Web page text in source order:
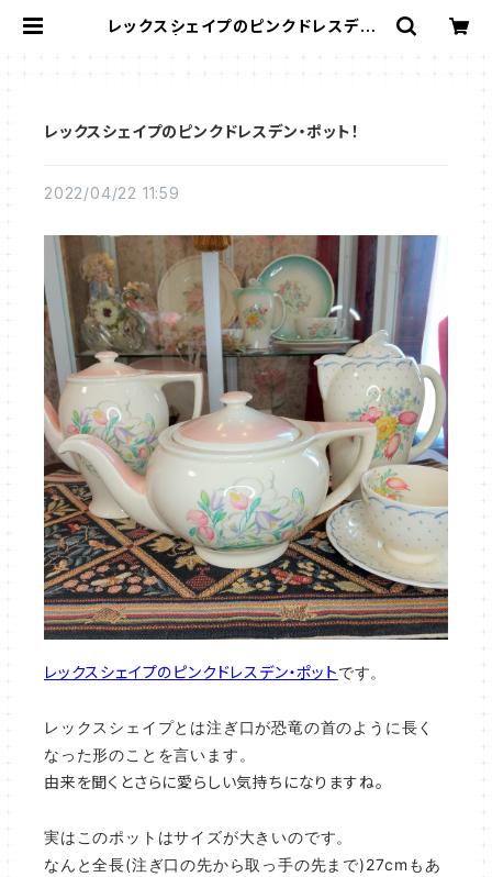
レックスシェイプのピンクドレスデン・
レックスシェイプのピンクドレスデン・ポット！
2022/04/22 11:59
レックスシェイプのピンクドレスデン・ポットです。
レックスシェイプとは注ぎ口が恐竜の首のように長く
なった形のことを言います。
由来を聞くとさらに愛らしい気持ちになりますね。
実はこのポットはサイズが大きいのです。
なんと全長(注ぎ口の先から取っ手の先まで)27cmもあ